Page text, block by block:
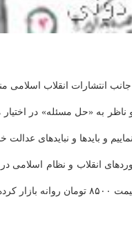
انتشارات انقلاب اسلامی
به «حل مسئله» در اختیار
و بایدها و نبایدهای
انقلاب و نظام اسلامی